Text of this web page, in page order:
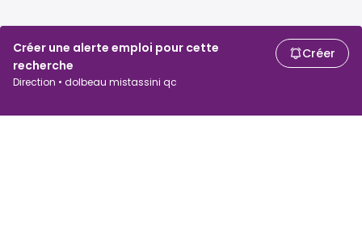
Créer une alerte emploi pour cette
recherche
Direction • dolbeau mistassini qc
Créer